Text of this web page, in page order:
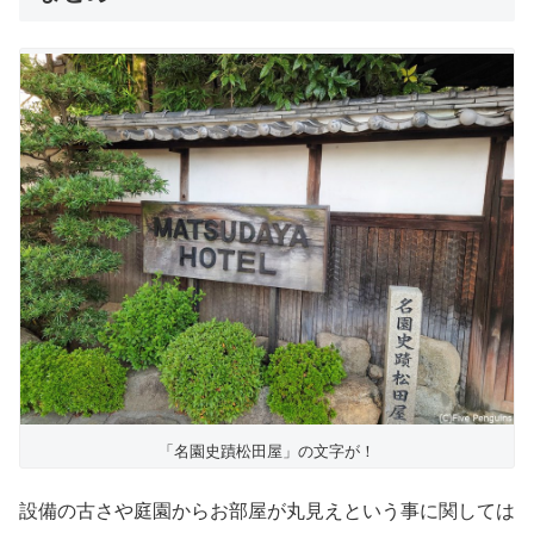
「名園史蹟松田屋」の文字が！
設備の古さや庭園からお部屋が丸見えという事に関しては